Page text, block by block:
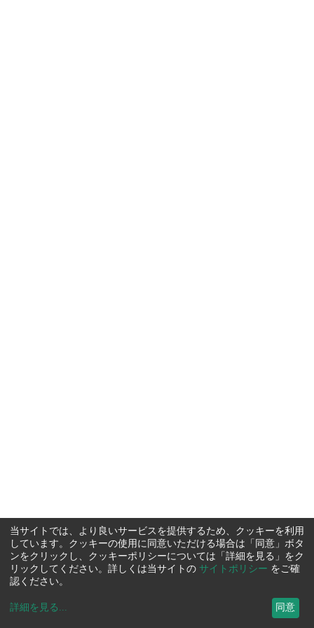
当サイトでは、より良いサービスを提供するため、クッキーを利用
しています。クッキーの使用に同意いただける場合は「同意」ボタ
ンをクリックし、クッキーポリシーについては「詳細を見る」をク
リックしてください。詳しくは当サイトの サイトポリシー をご確
認ください。
詳細を見る ... 同意